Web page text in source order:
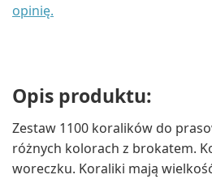
opinię.
Opis produktu:
Zestaw 1100 koralików do
różnych kolorach z brokatem.
woreczku. Koraliki mają